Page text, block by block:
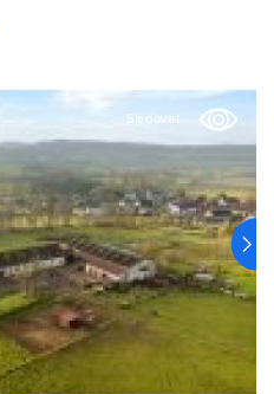
Sledovat